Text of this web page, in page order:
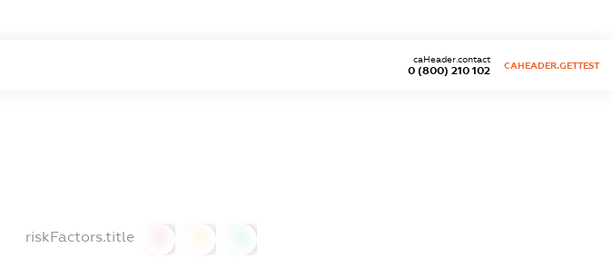
0 (800) 210 102
caHeader.contact
CAHEADER.GETTEST
riskFactors.title